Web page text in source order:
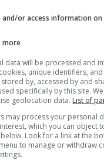
SANTO JANNI
PENITRO (AREA
VIA OLIVASTRO
NUOVO)
and/or access information on
more
data will be processed and
unique identifiers,
by, accessed by and
specifically by this site.
geolocation data. List of
may process your personal
which you can object
Look for a link at the
to manage or withdraw